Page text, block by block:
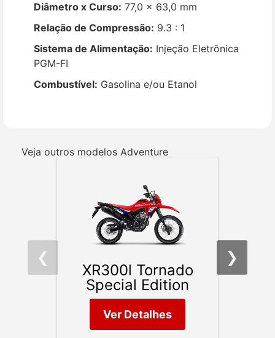
Diâmetro x Curso: 77,0 x 63,0 mm
Relação de Compressão: 9.3 : 1
Sistema de Alimentação: Injeção Eletrônica
PGM-FI
Combustível: Gasolina e/ou Etanol
Veja outros modelos Adventure
XR300l Tornado
Special Edition
Ver Detalhes
❮ ❯